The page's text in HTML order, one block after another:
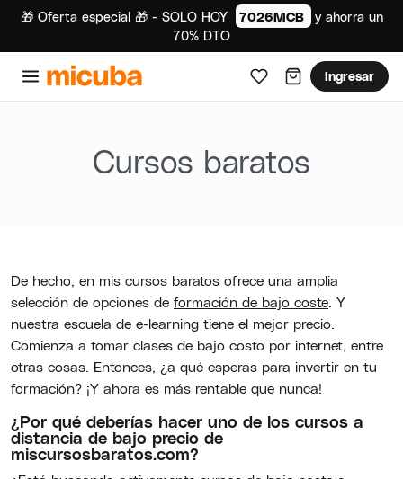
🎁 Oferta especial 🎁 - SOLO HOY 7026MCB
y ahorra un
70% DTO
Ingresar
Cursos baratos
De hecho, en mis cursos baratos ofrece una amplia
selección de opciones de formación de bajo coste. Y
nuestra escuela de e-learning tiene el mejor precio.
Comienza a tomar clases de bajo costo por internet, entre
otras cosas. Entonces, ¿a qué esperas para invertir en tu
formación? ¡Y ahora es más rentable que nunca!
¿Por qué deberías hacer uno de los cursos a
distancia de bajo precio de
miscursosbaratos.com?